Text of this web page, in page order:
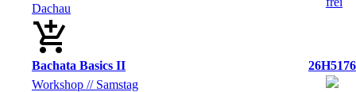
Dachau
Bachata Basics II
26H5176
Workshop // Samstag